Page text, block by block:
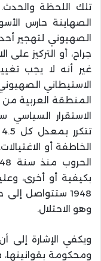
تلك اللحظة
الصهاينة حارس
الصهيوني لتهجير
جراح، أو التركيز على
غير أنه لا يجب
الاستيطاني
المنطقة العربية
الاستقرار السياسي
الخاطفة أو
بكيفية أو أخرى،
1948 ستتواصل
وهو الاحتلال.
ويكفي الإشارة إلى